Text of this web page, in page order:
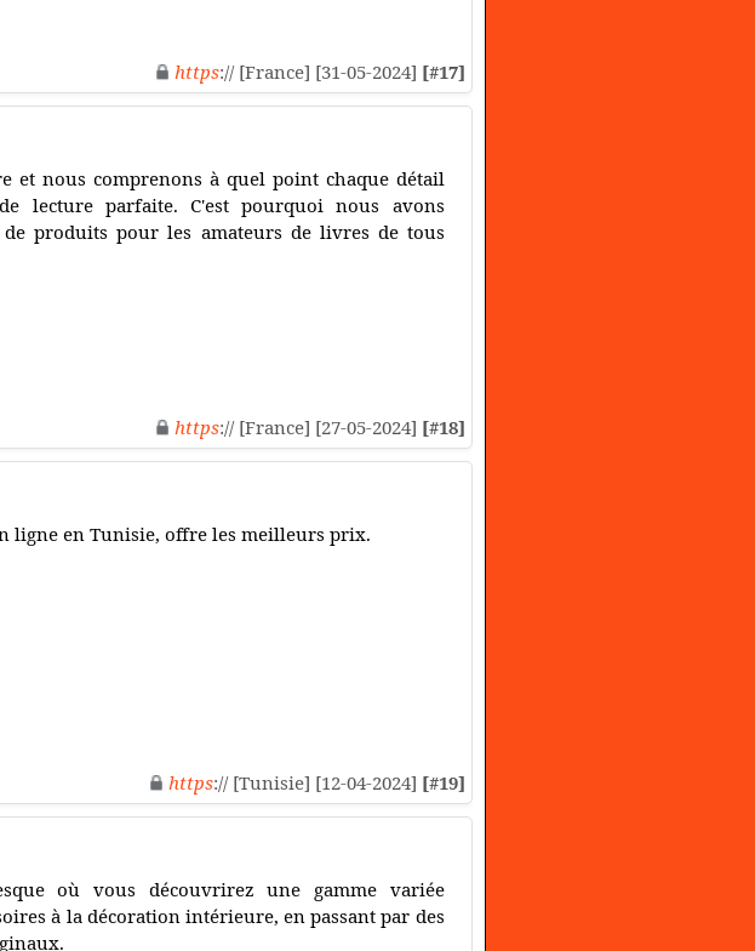
https:// [France] [31-05-2024] [#17]
et nous comprenons à quel point chaque détail
lecture parfaite. C'est pourquoi nous avons
produits pour les amateurs de livres de tous
https:// [France] [27-05-2024] [#18]
ligne en Tunisie, offre les meilleurs prix.
https:// [Tunisie] [12-04-2024] [#19]
où vous découvrirez une gamme variée
à la décoration intérieure, en passant par des